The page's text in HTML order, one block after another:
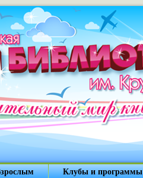
Клубы и программы